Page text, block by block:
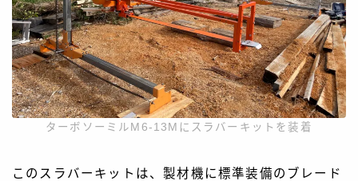
ターボソーミルM6-13Mにスラバーキットを装着
このスラバーキットは、製材機に標準装備のブレード